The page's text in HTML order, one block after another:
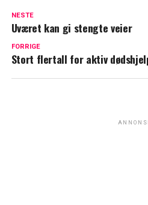
NESTE
Uværet kan gi stengte veier
FORRIGE
Stort flertall for aktiv